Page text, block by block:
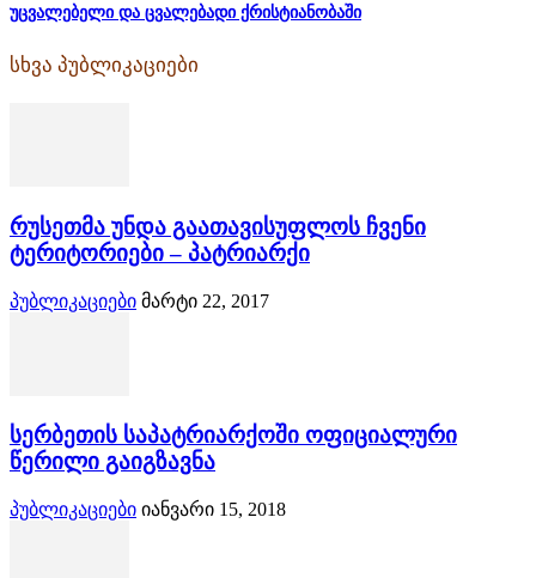
უცვალებელი და ცვალებადი ქრისტიანობაში
სხვა პუბლიკაციები
რუსეთმა უნდა გაათავისუფლოს ჩვენი
ტერიტორიები – პატრიარქი
პუბლიკაციები მარტი 22, 2017
სერბეთის საპატრიარქოში ოფიციალური
წერილი გაიგზავნა
პუბლიკაციები იანვარი 15, 2018